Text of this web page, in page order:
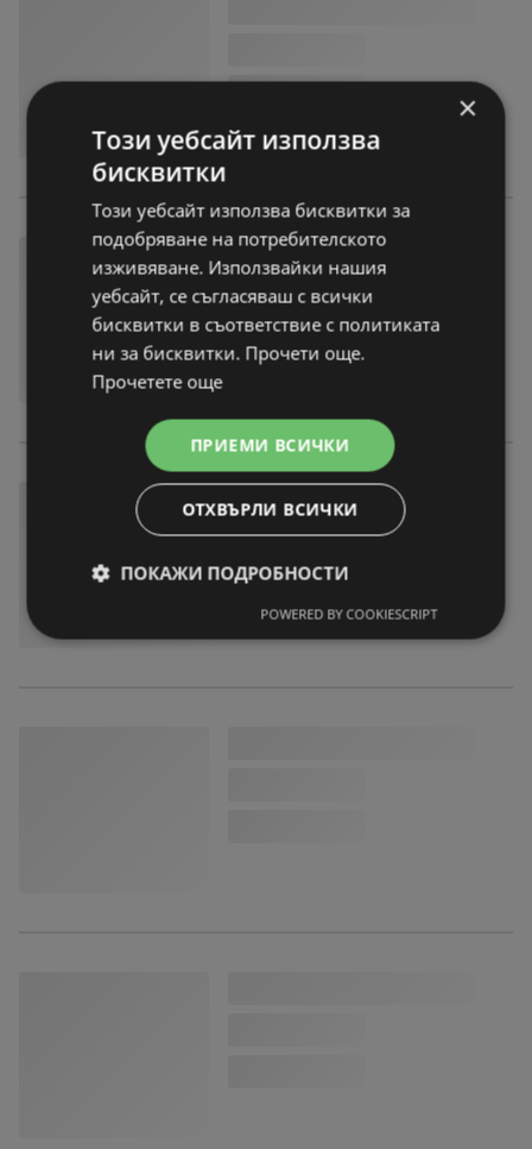
×
Този уебсайт използва
бисквитки
Този уебсайт използва бисквитки за
подобряване на потребителското
изживяване. Използвайки нашия
уебсайт, се съгласяваш с всички
бисквитки в съответствие с политиката
ни за бисквитки. Прочети още.
Прочетете още
ПРИЕМИ ВСИЧКИ
ОТХВЪРЛИ ВСИЧКИ
ПОКАЖИ ПОДРОБНОСТИ
POWERED BY COOKIESCRIPT